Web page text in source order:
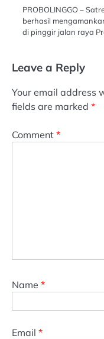
PROBOLINGGO –
berhasil
di pinggir jalan raya
Leave a Reply
Your email address
fields are marked *
Comment *
Name *
Email *